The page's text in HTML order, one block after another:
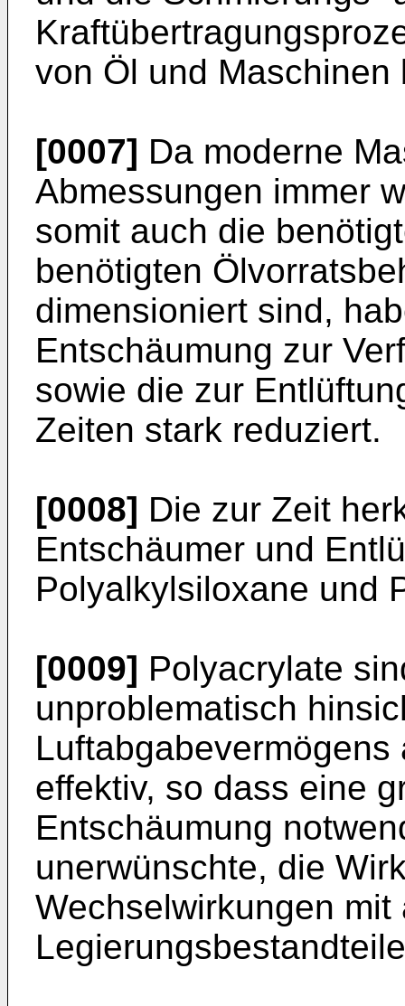
von Öl und Maschinen
[0007] Da moderne
Abmessungen immer
somit auch die
benötigten
dimensioniert sind,
Entschäumung zur
sowie die zur
Zeiten stark reduziert.
[0008] Die zur Zeit
Entschäumer und
Polyalkylsiloxane und
[0009] Polyacrylate
unproblematisch
effektiv, so dass eine
Entschäumung
unerwünschte, die
Wechselwirkungen mit